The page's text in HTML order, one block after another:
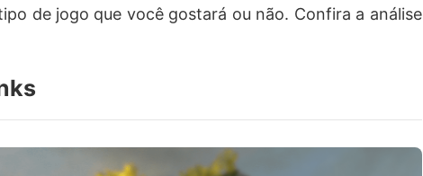
de jogo que você gostará ou não. Confira a análise